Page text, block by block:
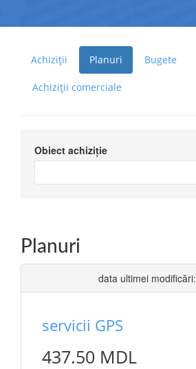
Achiziții Planuri Bugete
Achiziții comerciale
Obiect achiziție
Planuri
data ultimei modificări:
servicii GPS
437.50 MDL